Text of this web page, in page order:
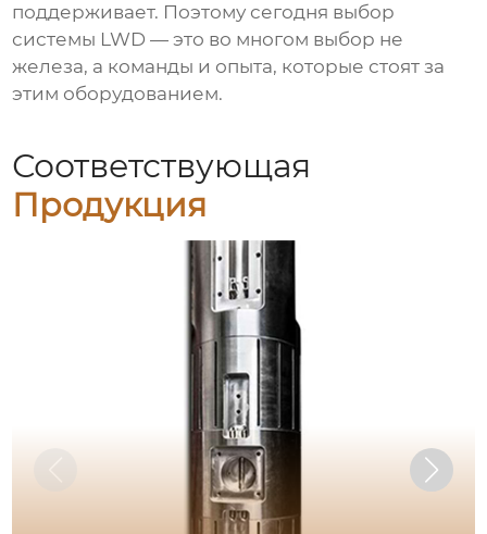
поддерживает. Поэтому сегодня выбор
системы LWD — это во многом выбор не
железа, а команды и опыта, которые стоят за
этим оборудованием.
Соответствующая
Продукция